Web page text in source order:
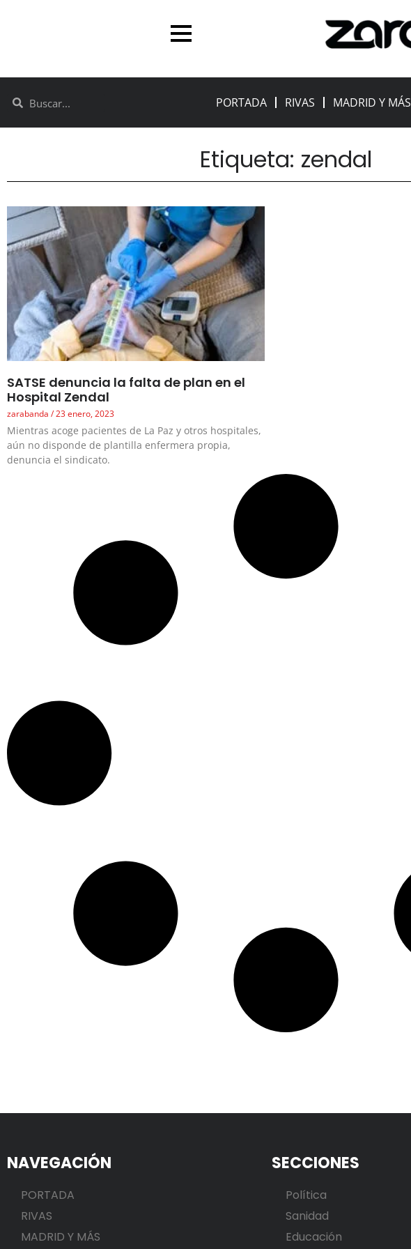
PORTADA RIVAS MADRID Y MÁS
Etiqueta: zendal
SATSE denuncia la falta de plan en el
Hospital Zendal
zarabanda 23 enero, 2023
Mientras acoge pacientes de La Paz y otros hospitales,
aún no disponde de plantilla enfermera propia,
denuncia el sindicato.
NAVEGACIÓN
PORTADA
RIVAS
MADRID Y MÁS
SECCIONES
Política
Sanidad
Educación